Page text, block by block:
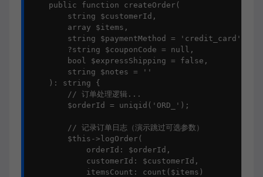
    public function createOrder(
        string $customerId,
        array $items,
        string $paymentMethod = 'credit_card',
        ?string $couponCode = null,
        bool $expressShipping = false,
        string $notes = ''
    ): string {
        // 订单处理逻辑...
        $orderId = uniqid('ORD_');
        // 记录订单日志（演示跳过可选参数）
        $this->logOrder(
            orderId: $orderId,
            customerId: $customerId,
            itemsCount: count($items)